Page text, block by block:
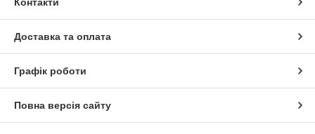
Доставка та оплата
Графік роботи
Повна версія сайту